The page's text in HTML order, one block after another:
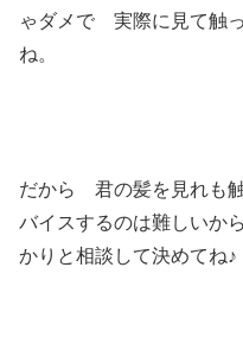
ゃダメで 実際に見て触
ね。
だから 君の髪を見れも
バイスするのは難しいか
かりと相談して決めてね♪